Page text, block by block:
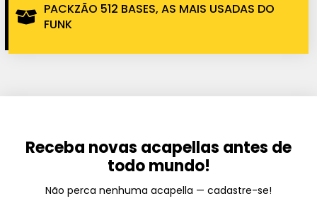
PACKZÃO 512 BASES, AS MAIS USADAS DO
FUNK
Receba novas acapellas antes de
todo mundo!
Não perca nenhuma acapella — cadastre-se!